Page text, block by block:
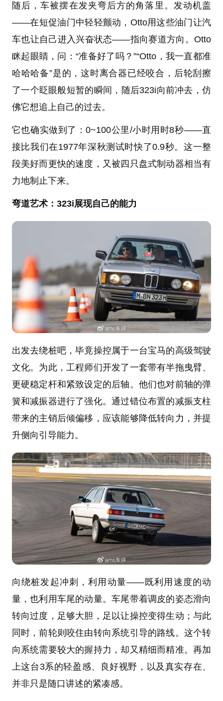
随后，车被摆在发夹弯后方的角落里。发动机盖
——在短促油门中轻轻颤动，Otto用这些油门让汽
车也让自己进入兴奋状态——指向赛道方向。Otto
眯起眼睛，问：“准备好了吗？”“Otto，我一直都准
哈哈哈备”是的，这时离合器已经咬合，后轮刮擦
了一个眨眼般短暂的瞬间，随后323i向前冲去，仿
佛它想追上自己的过去。
它也确实做到了：0~100公里/小时用时8秒——直
接比我们在1977年深秋测试时快了0.9秒。这一整
段美好而更快的速度，又被四只盘式制动器相当有
力地制止下来。
弯道艺术：323i展现自己的能力
出发去绕桩吧，毕竟操控属于一台宝马的高级驾驶
文化。为此，工程师们开发了一套带有半拖曳臂、
更硬稳定杆和紧致设定的后轴。他们也对前轴的弹
簧和减振器进行了强化。通过错位布置的减振支柱
带来的主销后倾偏移，应该能够降低转向力，并提
升侧向引导能力。
向绕桩发起冲刺，利用动量——既利用速度的动
量，也利用车尾的动量。车尾带着调皮的姿态滑向
转向过度，足够大胆，足以让操控变得生动；与此
同时，前轮则咬住由转向系统引导的路线。这个转
向系统需要较大的握持力，却又精细而精准。再加
上这台3系的轻盈感、良好视野，以及真实存在、
并非只是随口讲述的紧凑感。